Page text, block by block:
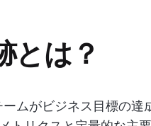
とは？
ムがビジネス目標の